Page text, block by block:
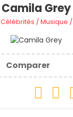
Camila Grey
Célébrités /Musique /
Comparer